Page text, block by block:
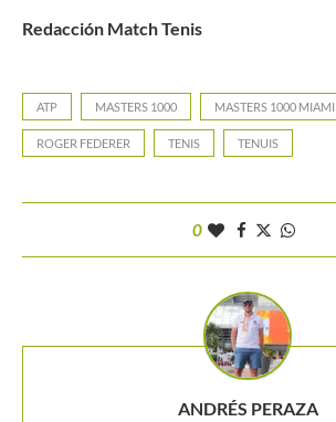
Redacción Match Tenis
ATP MASTERS 1000 MASTERS 1000 MIAMI
ROGER FEDERER TENIS TENUIS
0
ANDRÉS PERAZA